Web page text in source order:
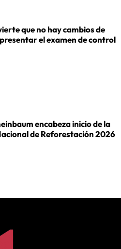
que no hay cambios de
el examen de control
encabeza inicio de la
de Reforestación 2026